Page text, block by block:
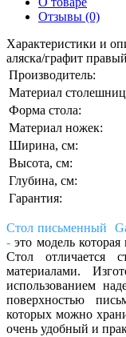
Отзывы (0)
Характеристики и
аляска/графит
Производитель:
Материал
Форма стола:
Материал ножек:
Ширина, см:
Высота, см:
Глубина, см:
Гарантия:
Стол письменный
-это модель
Стол отличается
материалами.
использованием
поверхностью
которых можно
очень удобный и